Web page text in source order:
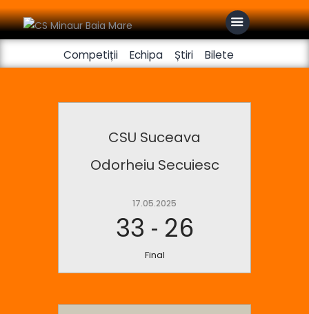
Competiții Echipa Știri Bilete
CSU Suceava
Odorheiu Secuiesc
17.05.2025
33 - 26
Final